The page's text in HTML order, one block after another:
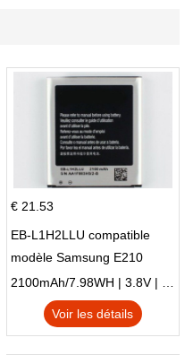
€ 21.53
EB-L1H2LLU compatible
modèle Samsung E210
E210K i939
2100mAh/7.98WH | 3.8V | Li-ion ...
Voir les détails